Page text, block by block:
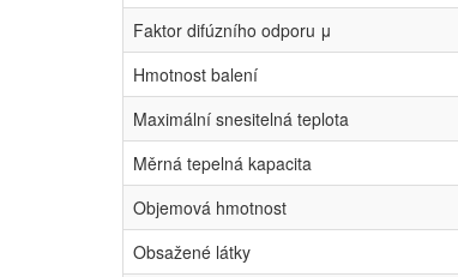
Faktor difúzního odporu μ
Hmotnost balení
Maximální snesitelná teplota
Měrná tepelná kapacita
Objemová hmotnost
Obsažené látky